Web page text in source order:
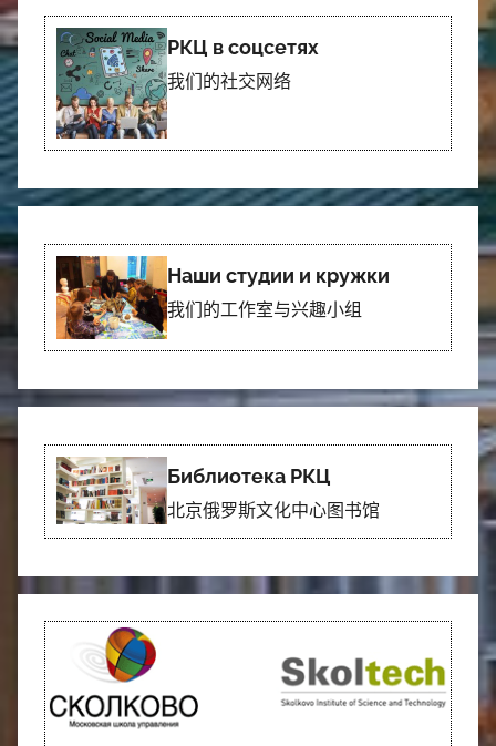
РКЦ в соцсетях
我们的社交网络
Наши студии и кружки
我们的工作室与兴趣小组
Библиотека РКЦ
北京俄罗斯文化中心图书馆